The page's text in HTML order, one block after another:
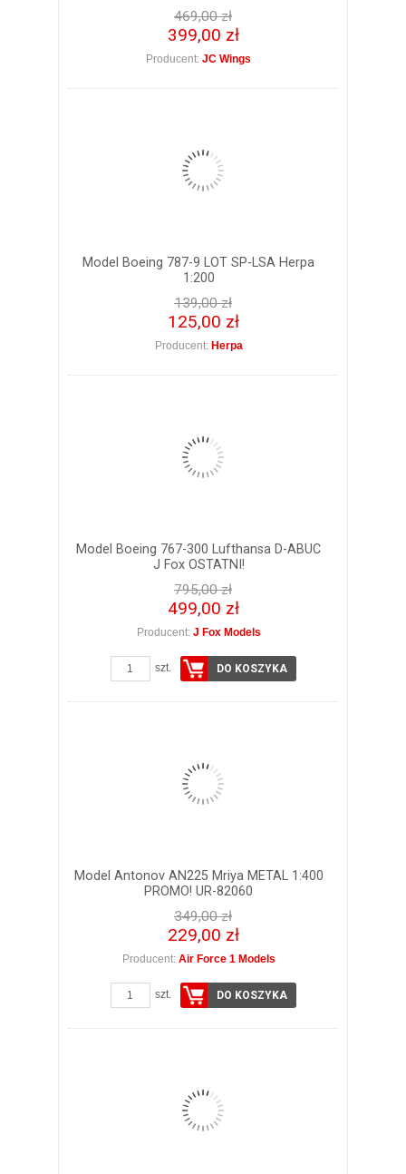
469,00 zł
399,00 zł
Producent: JC Wings
Model Boeing 787-9 LOT SP-LSA Herpa
1:200
139,00 zł
125,00 zł
Producent: Herpa
Model Boeing 767-300 Lufthansa D-ABUC
J Fox OSTATNI!
795,00 zł
499,00 zł
Producent: J Fox Models
szt. DO KOSZYKA
Model Antonov AN225 Mriya METAL 1:400
PROMO! UR-82060
349,00 zł
229,00 zł
Producent: Air Force 1 Models
szt. DO KOSZYKA